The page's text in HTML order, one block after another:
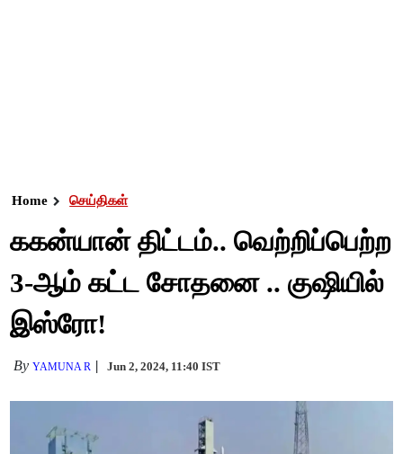
Home செய்திகள்
ககன்யான் திட்டம்.. வெற்றிப்பெற்ற
3-ஆம் கட்ட சோதனை .. குஷியில்
இஸ்ரோ!
ByYAMUNA R Jun 2, 2024, 11:40 IST